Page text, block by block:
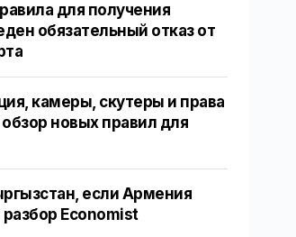
для получения
обязательный отказ от
камеры, скутеры и права
новых правил для
если Армения
Economist